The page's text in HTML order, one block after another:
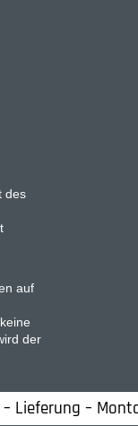
des
auf
der
Lieferung –